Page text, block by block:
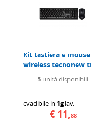
Kit tastiera e mouse
wireless tecnonew
5 unità disponibili
evadibile in 1glav.
€ 11,88